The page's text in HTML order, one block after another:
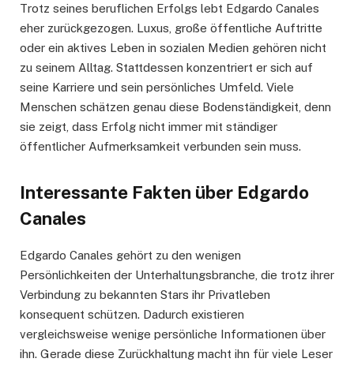
Trotz seines beruflichen Erfolgs lebt Edgardo Canales
eher zurückgezogen. Luxus, große öffentliche Auftritte
oder ein aktives Leben in sozialen Medien gehören nicht
zu seinem Alltag. Stattdessen konzentriert er sich auf
seine Karriere und sein persönliches Umfeld. Viele
Menschen schätzen genau diese Bodenständigkeit, denn
sie zeigt, dass Erfolg nicht immer mit ständiger
öffentlicher Aufmerksamkeit verbunden sein muss.
Interessante Fakten über Edgardo
Canales
Edgardo Canales gehört zu den wenigen
Persönlichkeiten der Unterhaltungsbranche, die trotz ihrer
Verbindung zu bekannten Stars ihr Privatleben
konsequent schützen. Dadurch existieren
vergleichsweise wenige persönliche Informationen über
ihn. Gerade diese Zurückhaltung macht ihn für viele Leser